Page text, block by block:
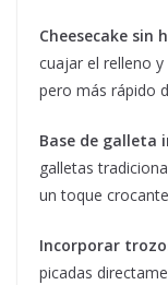
Cheesecake sin
cuajar el relleno
pero más rápido
Base de galleta
galletas
un toque
Incorporar
picadas